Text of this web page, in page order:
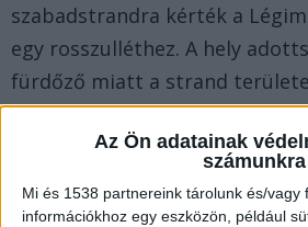
Az Ön adatainak
számunkra
Mi és 1538 partnereink tárolunk és/vagy
információkhoz egy eszközön, például
szabadstrandra kérték a
egy rosszulléthez. A hely
fürdőző miatt a strand
alkalmas a leszállásra, de
mellett lévő nyaraló udvarát a
landoláshoz.A